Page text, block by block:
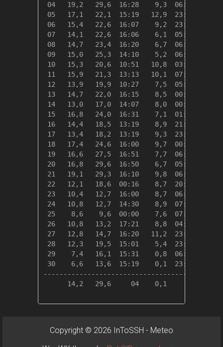
04   19,2   29,6  16:28    9,3  06:09
05   17,1   22,1  15:19   12,9  23:43
06   15,4   22,6  16:07    9,2  23:45
07   14,1   22,6  16:06    6,1  05:52
08   14,7   23,4  16:20    6,7  06:25
09   15,0   25,3  14:10    5,2  06:24
10   15,3   20,6  10:51   10,8  03:17
11   15,9   21,3  13:13   10,1  07:05
12   13,9   19,9  10:27    7,5  05:57
13   14,7   22,0  16:15    8,5  00:45
14   13,0   17,0  14:07    8,0  00:00
15   16,8   24,0  16:31    7,1  01:05
16   14,4   18,5  13:19    8,9  21:55
17   13,4   18,2  13:19    9,3  23:30
18   17,4   24,6  16:00    9,7  00:00
19   16,6   27,5  16:51    7,7  06:55
20   16,8   29,6  16:50    6,7  05:10
21   19,1   29,3  16:10    9,8  06:18
22   12,1   18,6  00:16    8,7  20:16
23   10,4   12,7  16:00    8,7  06:50
24   10,8   12,7  14:30    8,9  07:35
25    8,6    9,6  00:00    7,6  07:25
26   10,8   13,2  17:21    8,8  04:00
27   12,8   14,7  16:20   11,2  23:35
28   12,3   19,5  15:01    5,4  23:53
29    7,4   16,1  15:31    0,8  06:04
30    6,6   13,6  15:19    0,1  23:58
14,2   29,6     04    0,1     30
Copyright © 2026 InToSSH - Meteo